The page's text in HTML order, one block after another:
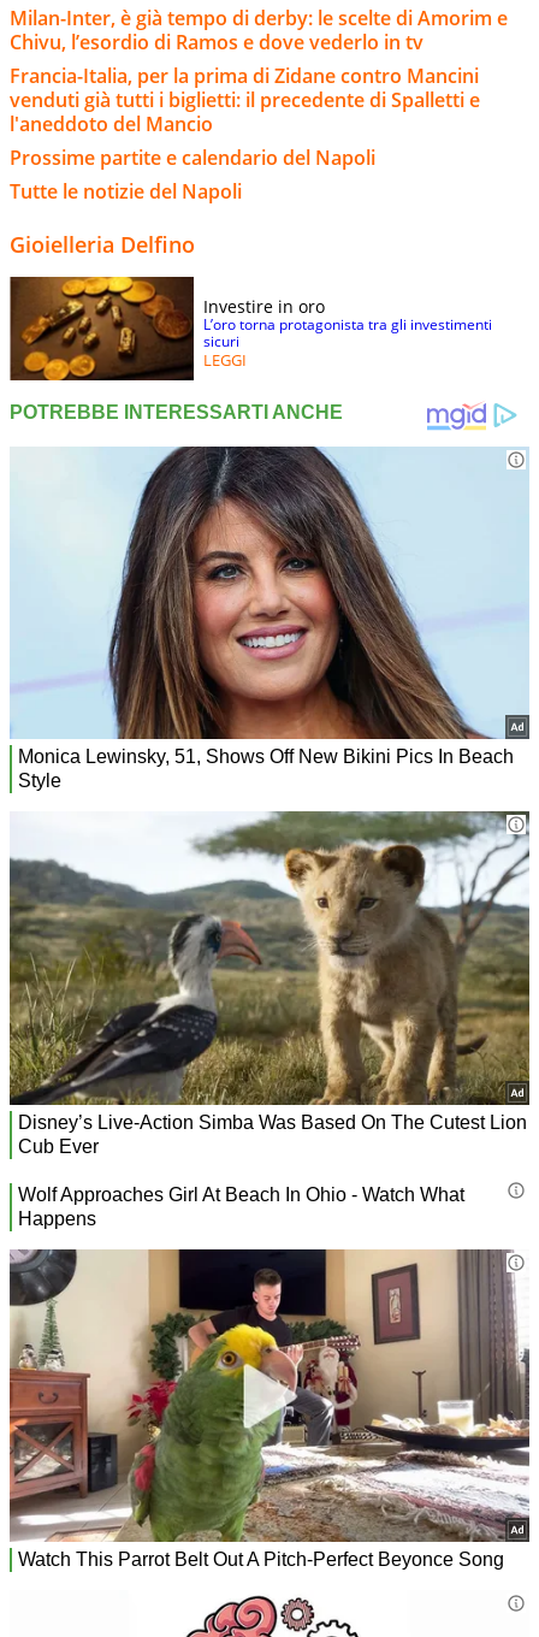
Milan-Inter, è già tempo di derby: le scelte di Amorim e
Chivu, l’esordio di Ramos e dove vederlo in tv
Francia-Italia, per la prima di Zidane contro Mancini
venduti già tutti i biglietti: il precedente di Spalletti e
l'aneddoto del Mancio
Prossime partite e calendario del Napoli
Tutte le notizie del Napoli
Gioielleria Delfino
Investire in oro
L’oro torna protagonista tra gli investimenti
sicuri
LEGGI